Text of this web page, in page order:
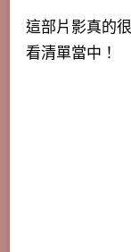
這部片影真的
看清單當中！